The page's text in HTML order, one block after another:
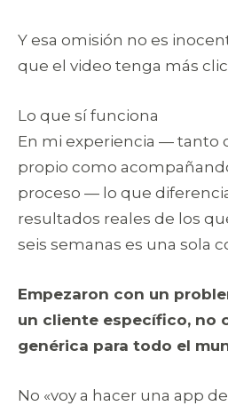
Y esa omisión no es
que el video tenga más
Lo que sí funciona
En mi experiencia — tanto
propio como
proceso — lo que
resultados reales de los
seis semanas es una sola
Empezaron con un
un cliente específico, no
genérica para todo el
No «voy a hacer una app